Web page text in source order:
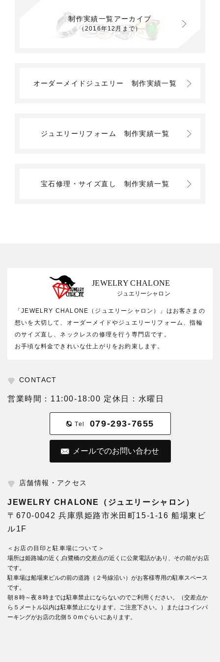
制作実績一覧アーカイブ
（2016年12月まで）
オーダーメイドジュエリー 制作実績一覧
ジュエリーリフォーム 制作実績一覧
宝石修理・サイズ直し 制作実績一覧
JEWELRY CHALONE
ジュエリーシャロン
「JEWELRY CHALONE（ジュエリーシャロン）」はお客さまの
想いを大切して、オーダーメイドやジュエリーリフォーム、指輪
のサイズ直し、ネックレスの修理を行う専門店です。
お手頃な料金できれいな仕上がりをお約束します。
CONTACT
営業時間：11:00-18:00 定休日：水曜日
Tel 079-293-7655
メールでのお問い合わせ
店舗情報・アクセス
JEWELRY CHALONE（ジュエリーシャロン）
〒670-0042 兵庫県姫路市米田町15-1-16 船場東ビ
ル1F
＜お店の目印と駐車場について＞
場所は姫路城の近く,白鷺橋の交差点の近くに公衆電話があり、その前がお店
です。
駐車場は船場東ビルの前の道路（２号線沿い）がお客様専用の駐車スペース
です。
朝８時～夜８時までは駐車禁止にならないのでご利用ください。（交差点か
ら５メートル以内は駐車禁止になります。ご注意下さい。）またはコインパ
ーキングがお店の北側５０mぐらいにあります。